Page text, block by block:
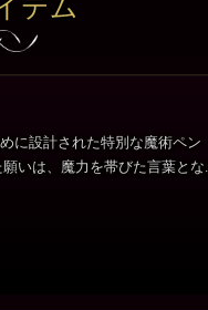
テム
に設計された特別な魔術ペン
いは、魔力を帯びた言葉とな...